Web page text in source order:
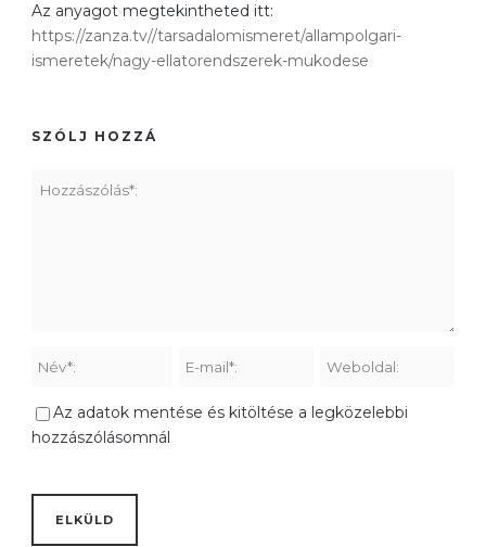
Az anyagot megtekintheted itt:
https://zanza.tv//tarsadalomismeret/allampolgari-
ismeretek/nagy-ellatorendszerek-mukodese
SZÓLJ HOZZÁ
Az adatok mentése és kitöltése a legközelebbi
hozzászólásomnál